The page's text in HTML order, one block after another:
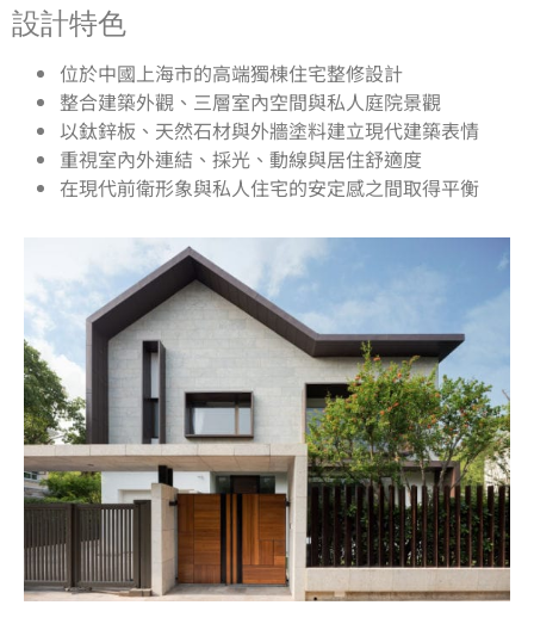
設計特色
位於中國上海市的高端獨棟住宅整修設計
整合建築外觀、三層室內空間與私人庭院景觀
以鈦鋅板、天然石材與外牆塗料建立現代建築表情
重視室內外連結、採光、動線與居住舒適度
在現代前衛形象與私人住宅的安定感之間取得平衡